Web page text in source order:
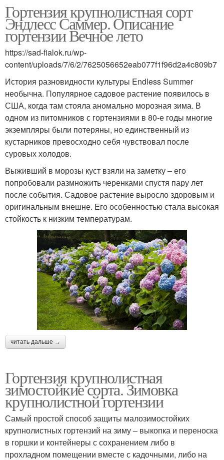
Гортензия крупнолистная сорт
Эндлесс Саммер. Описание
гортензии Вечное лето
https://sad-fialok.ru/wp-
content/uploads/7/6/2/7625056652eab077f1f96d2a4c809b7
История разновидности культуры Endless Summer
необычна. Популярное садовое растение появилось в
США, когда там стояла аномально морозная зима. В
одном из питомников с гортензиями в 80-е годы многие
экземпляры были потеряны, но единственный из
кустарников превосходно себя чувствовал после
суровых холодов.
Выживший в морозы куст взяли на заметку – его
попробовали размножить черенками спустя пару лет
после события. Садовое растение выросло здоровым и
оригинальным внешне. Его особенностью стала высокая
стойкость к низким температурам.
читать дальше →
Гортензия крупнолистная
зимостойкие сорта. Зимовка
крупнолистной гортензии
Самый простой способ защиты малозимостойких
крупнолистных гортензий на зиму – выкопка и переноска
в горшки и контейнеры с сохранением либо в
прохладном помещении вместе с кадочными, либо на